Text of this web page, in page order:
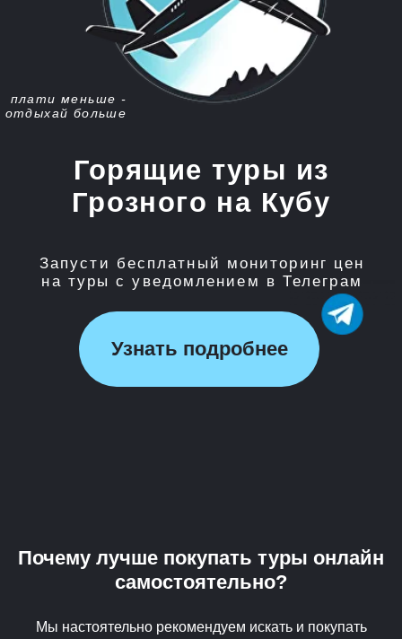
Горящие туры из
Грозного на Кубу
Запусти бесплатный мониторинг цен
на туры с уведомлением в Телеграм
Почему лучше покупать туры онлайн
самостоятельно?
Мы настоятельно рекомендуем искать и покупать